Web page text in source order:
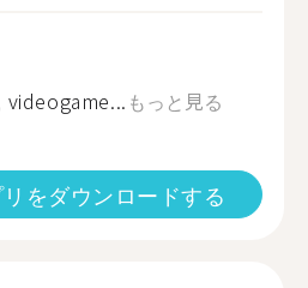
もっと見る
をダウンロードする